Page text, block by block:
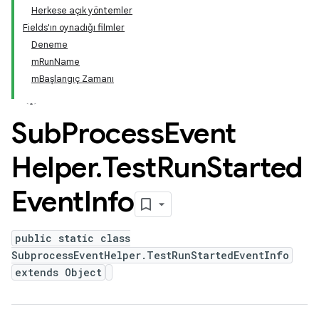
Herkese açık yöntemler
Fields'ın oynadığı filmler
Deneme
mRunName
mBaşlangıç Zamanı
SubProcessEvent
Helper.TestRunStarted
EventInfo
public static class
SubprocessEventHelper.TestRunStartedEventInfo
extends Object